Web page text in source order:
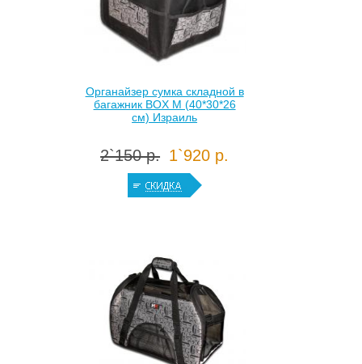
Органайзер сумка складной в
багажник BOX M (40*30*26
см) Израиль
2`150 р. 1`920 р.